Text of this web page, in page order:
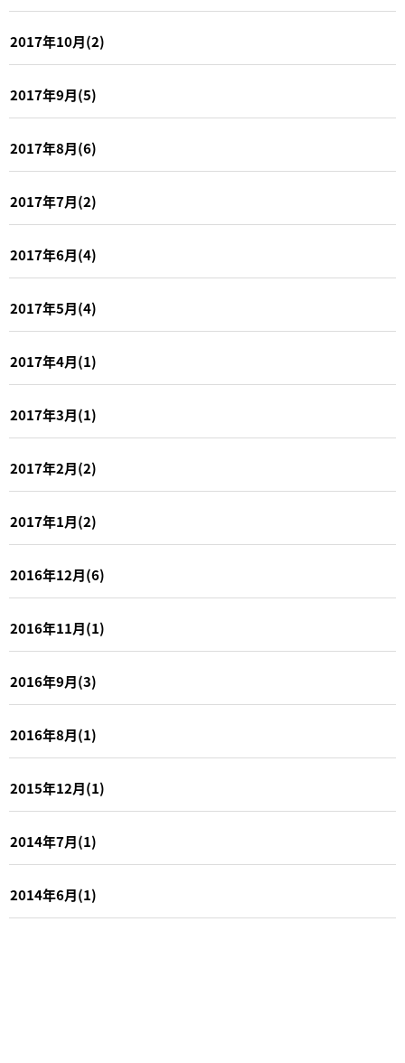
2017年10月(2)
2017年9月(5)
2017年8月(6)
2017年7月(2)
2017年6月(4)
2017年5月(4)
2017年4月(1)
2017年3月(1)
2017年2月(2)
2017年1月(2)
2016年12月(6)
2016年11月(1)
2016年9月(3)
2016年8月(1)
2015年12月(1)
2014年7月(1)
2014年6月(1)